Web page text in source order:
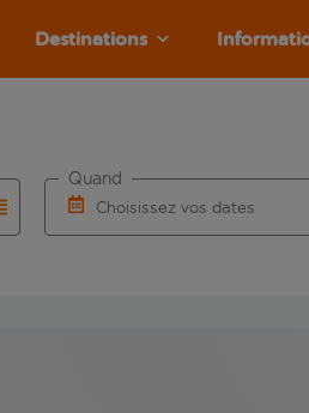
Destinations
Choisissez vos dates
Quand